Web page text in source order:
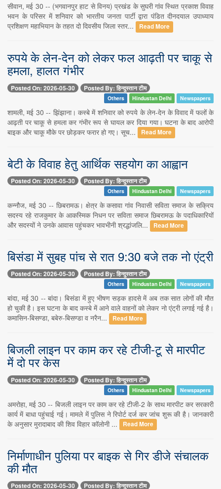
सीवान, मई 30 -- (भगवानपुर हाट से विनय) प्रखंड के सुघरी गांव स्थित प्रकाश विवाह
भवन के परिसर में शनिवार को भारतीय जनता पार्टी द्वारा पंडित दीनदयाल उपाध्याय
प्रशिक्षण महाभियान के तहत दो दिवसीय जिला स्तर...
Read More
रुपये के लेन-देन को लेकर फल आढ़ती पर चाकू से
हमला, हालत गंभीर
Posted On: 2026-05-30 Posted By: हिन्दुस्तान टीम
Others Hindustan Delhi Newspapers
शामली, मई 30 -- झिंझाना। कस्बे में शनिवार को रुपये के लेन-देन के विवाद में फलों के
आढ़ती पर चाकू से हमला कर गंभीर रूप से घायल कर दिया गया। घटना के बाद आरोपी
बाइक और चाकू मौके पर छोड़कर फरार हो गए। सूच...
Read More
बेटी के विवाह हेतु आर्थिक सहयोग का आह्वान
Posted On: 2026-05-30 Posted By: हिन्दुस्तान टीम
Others Hindustan Delhi Newspapers
कन्नौज, मई 30 -- छिबरामऊ। क्षेत्र के कसावा गांव निवासी सविता समाज के सक्रिय
सदस्य रहे राजकुमार के आकस्मिक निधन पर सविता समाज छिबरामऊ के पदाधिकारियों
और सदस्यों ने उनके आवास पहुंचकर भावभीनी श्रद्धांजलि...
Read More
बिसंडा में सुबह पांच से रात 9:30 बजे तक नो एंट्री
Posted On: 2026-05-30 Posted By: हिन्दुस्तान टीम
Others Hindustan Delhi Newspapers
बांदा, मई 30 -- बांदा। बिसंडा में हुए भीषण सड़क हादसे में अब तक सात लोगों की मौत
हो चुकी है। इस घटना के बाद कस्बे में आने वाले वाहनों को लेकर नो एंट्री लगाई गई है।
कमासिन-बिसण्डा, बबेरु-बिसण्डा व नरैन...
Read More
बिजली लाइन पर काम कर रहे टीजी-टू से मारपीट
में दो पर केस
Posted On: 2026-05-30 Posted By: हिन्दुस्तान टीम
Others Hindustan Delhi Newspapers
अमरोहा, मई 30 -- बिजली लाइन पर काम कर रहे टीजी-2 के साथ मारपीट कर सरकारी
कार्य में बाधा पहुंचाई गई। मामले में पुलिस ने रिपोर्ट दर्ज कर जांच शुरू की है। जानकारी
के अनुसार मुरादाबाद की शिव विहार कॉलोनी ...
Read More
निर्माणाधीन पुलिया पर बाइक से गिर डीजे संचालक
की मौत
Posted On: 2026-05-30 Posted By: हिन्दुस्तान टीम